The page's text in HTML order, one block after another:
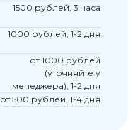
1500 рублей, 3 часа
1000 рублей, 1-2 дня
от 1000 рублей
(уточняйте у
менеджера), 1-2 дня
от 500 рублей, 1-4 дня